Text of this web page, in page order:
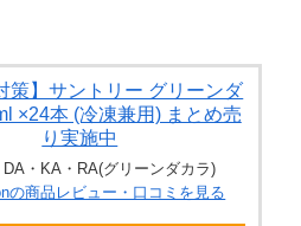
策】サントリー グリーンダ
×24本 (冷凍兼用) まとめ売
り実施中
・KA・RA(グリーンダカラ)
の商品レビュー・口コミを見る